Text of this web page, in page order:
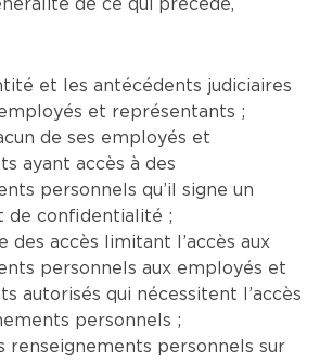
de ce qui précède,
et les antécédents judiciaires
et représentants ;
de ses employés et
ayant accès à des
personnels qu’il signe un
de confidentialité ;
des accès limitant l’accès aux
personnels aux employés et
autorisés qui nécessitent l’accès
personnels ;
renseignements personnels sur